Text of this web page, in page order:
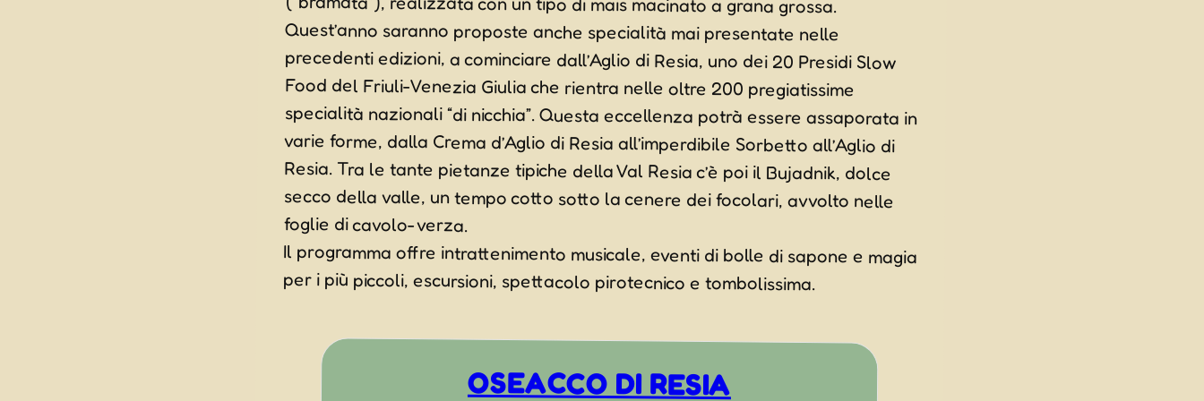
foglie di cavolo-verza.
Il programma offre intrattenimento musicale, eventi di bolle di sapone e magia
per i più piccoli, escursioni, spettacolo pirotecnico e tombolissima.
OSEACCO DI RESIA